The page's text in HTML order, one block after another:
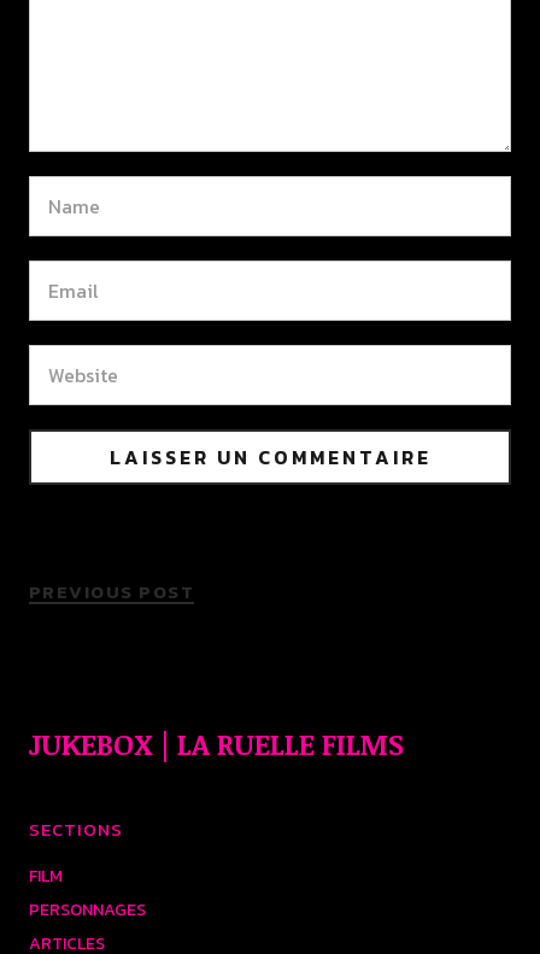
PREVIOUS POST
JUKEBOX | LA RUELLE FILMS
SECTIONS
FILM
PERSONNAGES
ARTICLES